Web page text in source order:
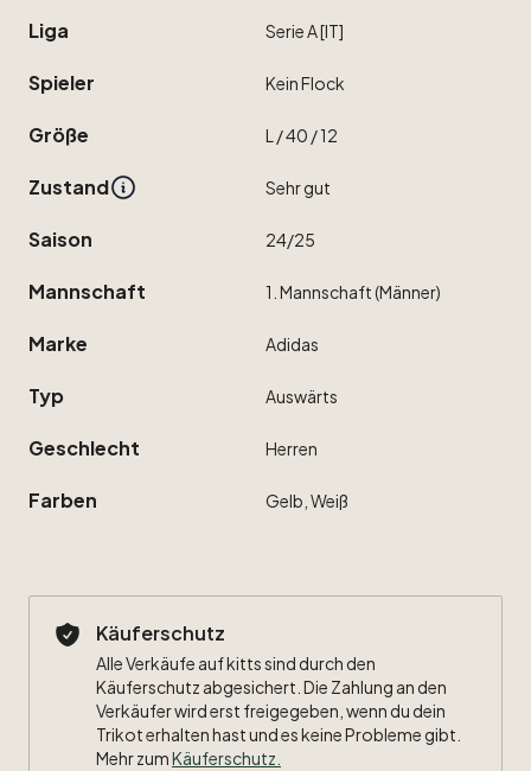
Liga SerieA[IT]
Spieler KeinFlock
Größe L ​/​40 ​/​12
Zustand Sehrgut
Saison 24​/​25
Mannschaft 1. Mannschaft(Männer)
Marke Adidas
Typ Auswärts
Geschlecht Herren
Farben Gelb, Weiß
Käuferschutz
Alle Verkäufe auf kitts sind durch den
Käuferschutz abgesichert. Die Zahlung an den
Verkäufer wird erst freigegeben, wenn du dein
Trikot erhalten hast und es keine Probleme gibt.
Mehr zumKäuferschutz